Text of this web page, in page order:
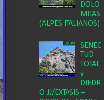
DOLO
MITAS
(ALPES ITALIANOS)
SENEC
TUD
TOTAL
y
DIEDR
O JJ/EXTASIS –